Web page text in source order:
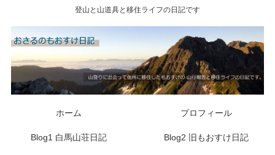
登山と山道具と移住ライフの日記です
ホーム プロフィール
Blog1 白馬山荘日記 Blog2 旧もおすけ日記